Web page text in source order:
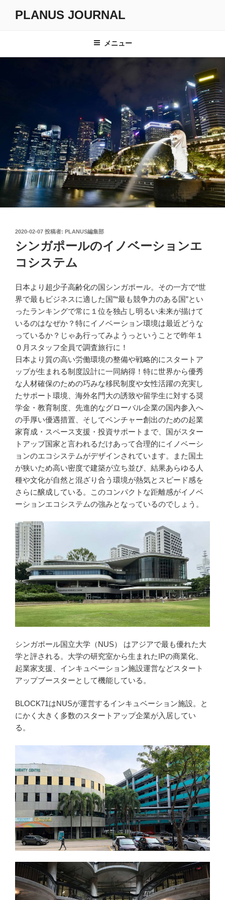
PLANUS JOURNAL
メニュー
投
稿
日:
2020-02-07 投稿者: PLANUS編集部
シンガポールのイノベーションエ
コシステム
日本より超少子高齢化の国シンガポール。その一方で“世
界で最もビジネスに適した国”“最も競争力のある国”とい
ったランキングで常に１位を独占し明るい未来が描けて
いるのはなぜか？特にイノベーション環境は最近どうな
っているか？じゃあ行ってみようっということで昨年１
０月スタッフ全員で調査旅行に！
日本より質の高い労働環境の整備や戦略的にスタートア
ップが生まれる制度設計に一同納得！特に世界から優秀
な人材確保のための巧みな移民制度や女性活躍の充実し
たサポート環境、海外名門大の誘致や留学生に対する奨
学金・教育制度、先進的なグローバル企業の国内参入へ
の手厚い優遇措置、そしてベンチャー創出のための起業
家育成・スペース支援・投資サポートまで、国がスター
トアップ国家と言われるだけあって合理的にイノベーシ
ョンのエコシステムがデザインされています。また国土
が狭いため高い密度で建築が立ち並び、結果あらゆる人
種や文化が自然と混ざり合う環境が熱気とスピード感を
さらに醸成している。このコンパクトな距離感がイノベ
ーションエコシステムの強みとなっているのでしょう。
シンガポール国立大学（NUS） はアジアで最も優れた大
学と評される。大学の研究室から生まれたIPの商業化、
起業家支援、インキュベーション施設運営などスタート
アップブースターとして機能している。
BLOCK71はNUSが運営するインキュベーション施設。と
にかく大きく多数のスタートアップ企業が入居してい
る。